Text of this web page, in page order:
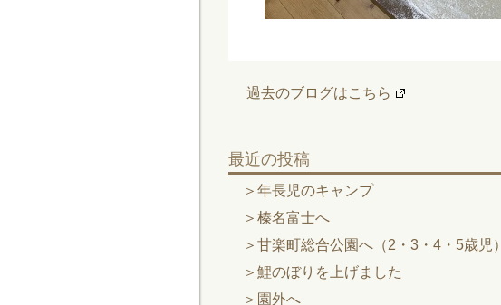
過去のブログはこちら
最近の投稿
年長児のキャンプ
榛名富士へ
甘楽町総合公園へ（2・3・4・5歳児）
鯉のぼりを上げました
園外へ